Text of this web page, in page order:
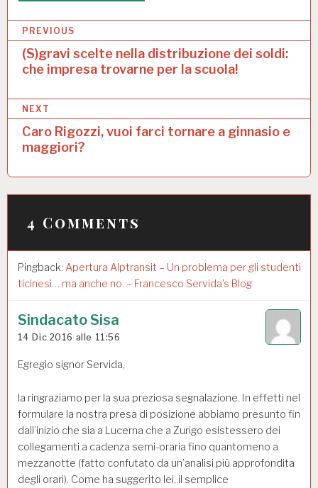
N
i
g
z
i
e
a
r
t
o
l
PREVIOUS
(S)gravi scelte nella distribuzione dei soldi:
che impresa trovarne per la scuola!
NEXT
Caro Rigozzi, vuoi farci tornare a ginnasio e
maggiori?
4 Comments
Pingback: Apertura Alptransit – Un problema per gli studenti
ticinesi… ma anche no. – Francesco Servida's Blog
Sindacato Sisa
14 Dic 2016 alle 11:56
Egregio signor Servida,
la ringraziamo per la sua preziosa segnalazione. In effetti nel
formulare la nostra presa di posizione abbiamo presunto fin
dall’inizio che sia a Lucerna che a Zurigo esistessero dei
collegamenti a cadenza semi-oraria fino quantomeno a
mezzanotte (fatto confutato da un’analisi più approfondita
degli orari). Come ha suggerito lei, il semplice